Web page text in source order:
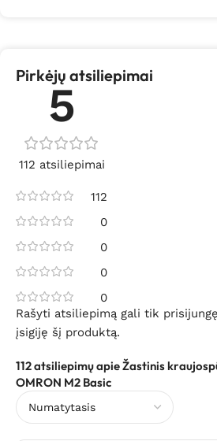
Pirkėjų atsiliepimai
5
112 atsiliepimai
112
0
0
0
0
112 atsiliepimų apieŽastinis
OMRON M2 Basic
Rašyti atsiliepimą gali tik
įsigiję šį produktą.